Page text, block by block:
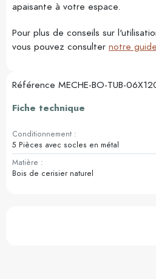
apaisante à votre espace.
Pour plus de conseils sur
vous pouvez consulter notre guide
Référence MECHE-BO-TUB-
Fiche technique
Conditionnement :
5 Pièces avec socles en métal
Matière :
Bois de cerisier naturel